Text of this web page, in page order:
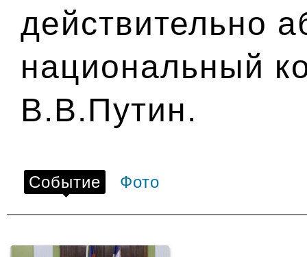
действительно
национальный
В.В.Путин.
Событие Фото